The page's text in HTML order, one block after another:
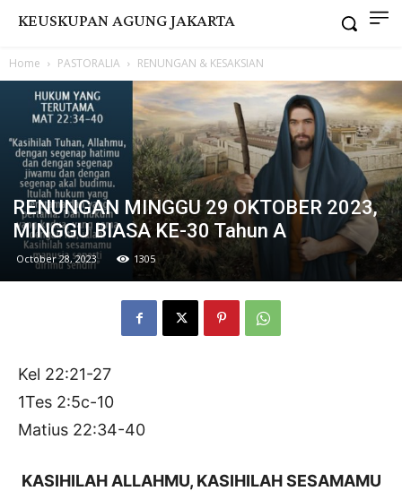
KEUSKUPAN AGUNG JAKARTA
Home PASTORALIA RENUNGAN & KESAKSIAN
RENUNGAN MINGGU 29 OKTOBER 2023,
MINGGU BIASA KE-30 Tahun A
October 28, 2023 1305
Kel 22:21-27
1Tes 2:5c-10
Matius 22:34-40
KASIHILAH ALLAHMU, KASIHILAH SESAMAMU